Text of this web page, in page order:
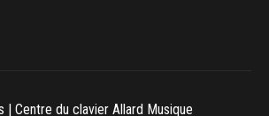
| Centre du clavier Allard Musique